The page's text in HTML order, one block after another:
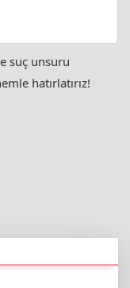
suç unsuru
hatırlatırız!